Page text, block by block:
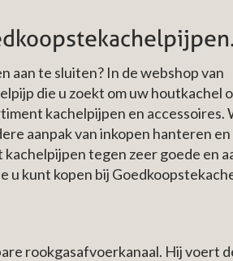
aan te sluiten? In de webshop van
die u zoekt om uw houtkachel
kachelpijpen en accessoires.
aanpak van inkopen hanteren
tegen zeer goede en
u kunt kopen bij
rookgasafvoerkanaal. Hij voert